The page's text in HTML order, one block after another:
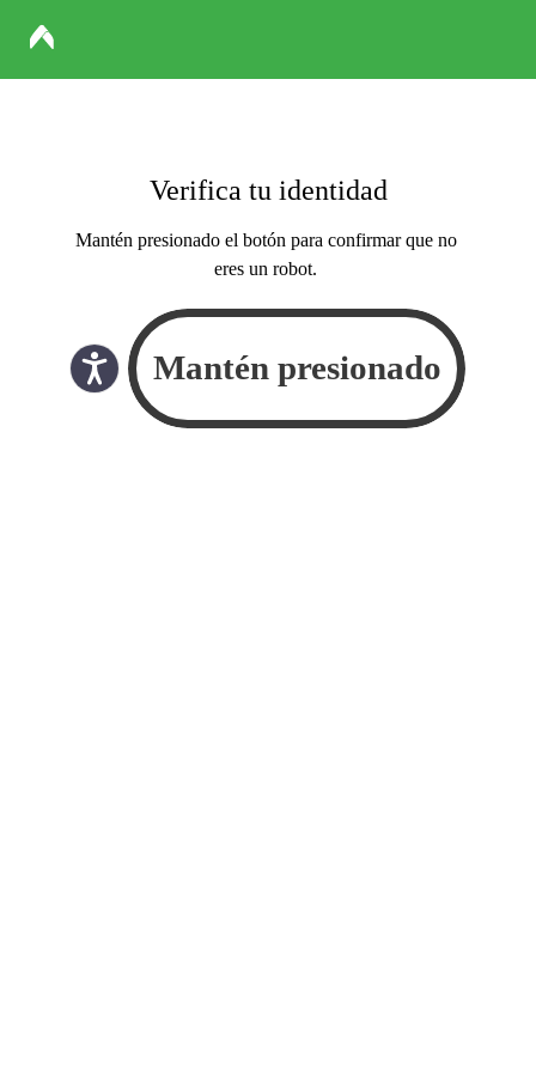
Verifica tu identidad
Mantén presionado el botón para confirmar que no
eres un robot.